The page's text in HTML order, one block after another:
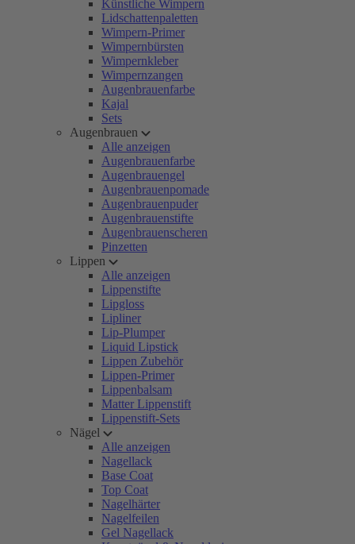
Künstliche Wimpern
Lidschattenpaletten
Wimpern-Primer
Wimpernbürsten
Wimpernkleber
Wimpernzangen
Augenbrauenfarbe
Kajal
Sets
Augenbrauen
Alle anzeigen
Augenbrauenfarbe
Augenbrauengel
Augenbrauenpomade
Augenbrauenpuder
Augenbrauenstifte
Augenbrauenscheren
Pinzetten
Lippen
Alle anzeigen
Lippenstifte
Lipgloss
Lipliner
Lip-Plumper
Liquid Lipstick
Lippen Zubehör
Lippen-Primer
Lippenbalsam
Matter Lippenstift
Lippenstift-Sets
Nägel
Alle anzeigen
Nagellack
Base Coat
Top Coat
Nagelhärter
Nagelfeilen
Gel Nagellack